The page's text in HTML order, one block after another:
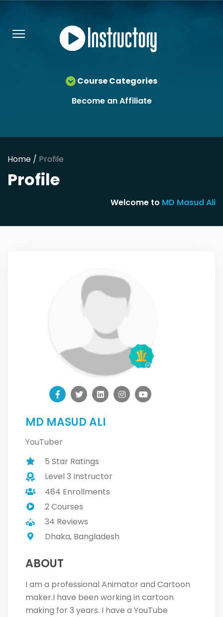
Course Categories
Become an Affiliate
Home / Profile
Profile
Welcome to MD Masud Ali
MD MASUD ALI
YouTuber
5 Star Ratings
Level 3 Instructor
464 Enrollments
2 Courses
34 Reviews
Dhaka, Bangladesh
ABOUT
I am a professional Animator and Cartoon
maker.I have been working in cartoon
making for 3 years. I have a YouTube